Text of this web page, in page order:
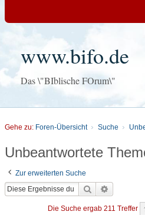
www.bifo.de
Das \"BIblische FOrum\"
Gehe zu: Foren-Übersicht Suche
Unbeantwortete
Zur erweiterten Suche
Suche
Die Suche ergab 211 Treffer